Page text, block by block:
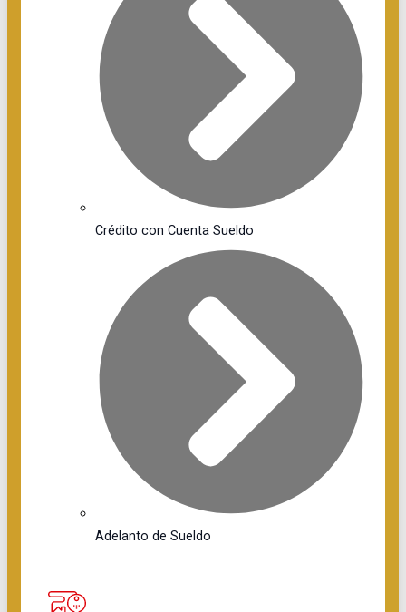
Crédito con Cuenta Sueldo
Adelanto de Sueldo